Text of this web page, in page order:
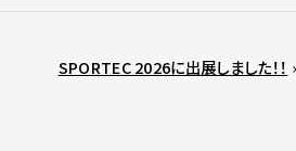
SPORTEC 2026に出展しました！！